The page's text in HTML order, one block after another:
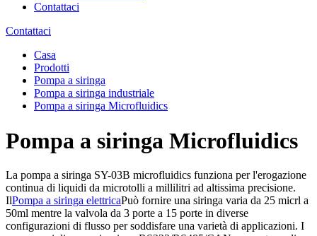
Contattaci
Contattaci
Casa
Prodotti
Pompa a siringa
Pompa a siringa industriale
Pompa a siringa Microfluidics
Pompa a siringa Microfluidics
La pompa a siringa SY-03B microfluidics funziona per l'erogazione
continua di liquidi da microtolli a millilitri ad altissima precisione.
IlPompa a siringa elettricaPuò fornire una siringa varia da 25 micrl a
50ml mentre la valvola da 3 porte a 15 porte in diverse
configurazioni di flusso per soddisfare una varietà di applicazioni. I